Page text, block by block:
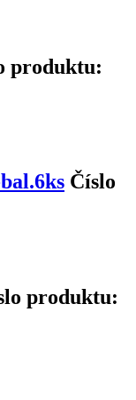
produktu:
Číslo
produktu: